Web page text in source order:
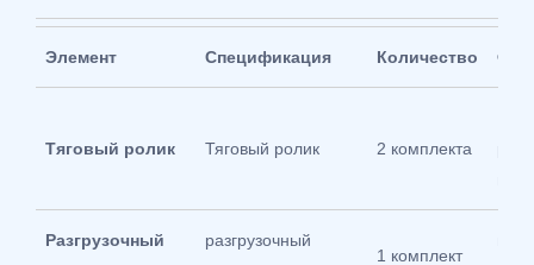
Элемент Спецификация Количество
Тяговый ролик Тяговый ролик 2 комплекта
Разгрузочный
разгрузочный
1 комплект